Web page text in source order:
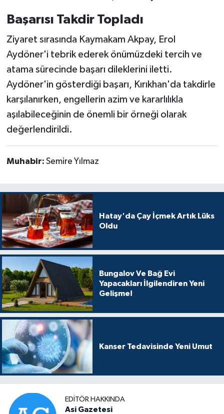
Başarısı Takdir Topladı
Ziyaret sırasında Kaymakam Akpay, Erol
Aydöner'i tebrik ederek önümüzdeki tercih ve
atama sürecinde başarı dileklerini iletti.
Aydöner'in gösterdiği başarı, Kırıkhan'da takdirle
karşılanırken, engellerin azim ve kararlılıkla
aşılabileceğinin de önemli bir örneği olarak
değerlendirildi.
Muhabir: Semire Yılmaz
Hatay'da Çay İçmek Artık Lüks
Oldu
Bungalov Ve Bağ Evi
Yapacakları İlgilendiren Yeni
Gelişme!
Kanser Tedavisinde Yeni Umut
EDITÖR HAKKINDA
Asi Gazetesi